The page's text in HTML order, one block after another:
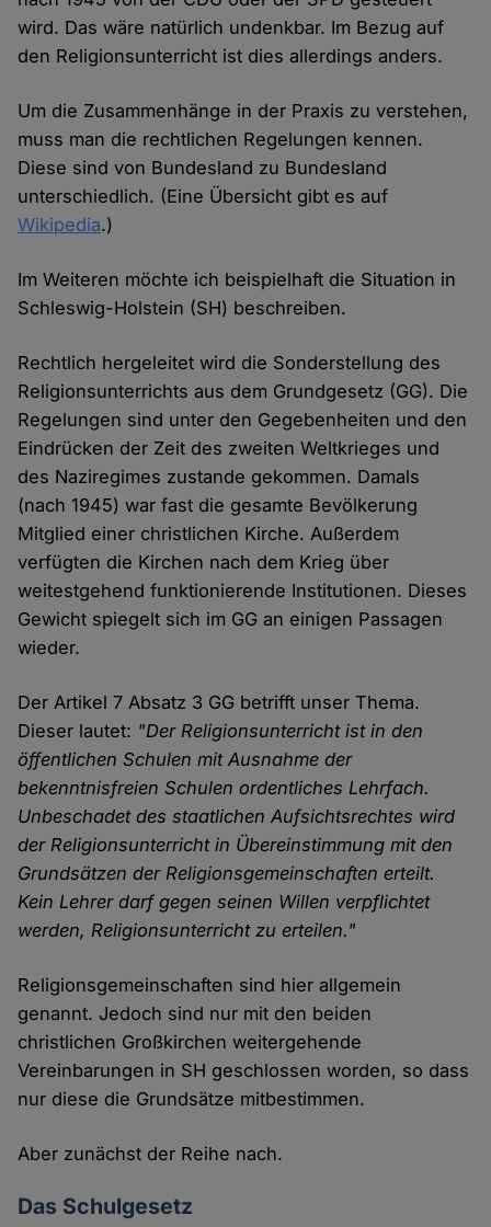
wird. Das wäre natürlich undenkbar. Im Bezug auf
den Religionsunterricht ist dies allerdings anders.
Um die Zusammenhänge in der Praxis zu verstehen,
muss man die rechtlichen Regelungen kennen.
Diese sind von Bundesland zu Bundesland
unterschiedlich. (Eine Übersicht gibt es auf
Wikipedia.)
Im Weiteren möchte ich beispielhaft die Situation in
Schleswig-Holstein (SH) beschreiben.
Rechtlich hergeleitet wird die Sonderstellung des
Religionsunterrichts aus dem Grundgesetz (GG). Die
Regelungen sind unter den Gegebenheiten und den
Eindrücken der Zeit des zweiten Weltkrieges und
des Naziregimes zustande gekommen. Damals
(nach 1945) war fast die gesamte Bevölkerung
Mitglied einer christlichen Kirche. Außerdem
verfügten die Kirchen nach dem Krieg über
weitestgehend funktionierende Institutionen. Dieses
Gewicht spiegelt sich im GG an einigen Passagen
wieder.
Der Artikel 7 Absatz 3 GG betrifft unser Thema.
Dieser lautet: "Der Religionsunterricht ist in den
öffentlichen Schulen mit Ausnahme der
bekenntnisfreien Schulen ordentliches Lehrfach.
Unbeschadet des staatlichen Aufsichtsrechtes wird
der Religionsunterricht in Übereinstimmung mit den
Grundsätzen der Religionsgemeinschaften erteilt.
Kein Lehrer darf gegen seinen Willen verpflichtet
werden, Religionsunterricht zu erteilen."
Religionsgemeinschaften sind hier allgemein
genannt. Jedoch sind nur mit den beiden
christlichen Großkirchen weitergehende
Vereinbarungen in SH geschlossen worden, so dass
nur diese die Grundsätze mitbestimmen.
Aber zunächst der Reihe nach.
Das Schulgesetz